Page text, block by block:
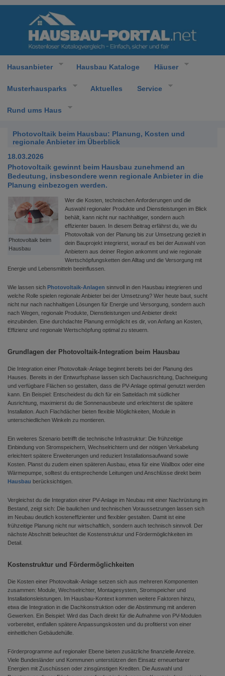
Hausanbieter Hausbau Kataloge Häuser
Musterhausparks Aktuelles Service
Rund ums Haus
Photovoltaik beim Hausbau: Planung, Kosten und
regionale Anbieter im Überblick
18.03.2026
Photovoltaik gewinnt beim Hausbau zunehmend an
Bedeutung, insbesondere wenn regionale Anbieter in die
Planung einbezogen werden.
Photovoltaik beim
Hausbau
Wer die Kosten, technischen Anforderungen und die
Auswahl regionaler Produkte und Dienstleistungen im Blick
behält, kann nicht nur nachhaltiger, sondern auch
effizienter bauen. In diesem Beitrag erfährst du, wie du
Photovoltaik von der Planung bis zur Umsetzung gezielt in
dein Bauprojekt integrierst, worauf es bei der Auswahl von
Anbietern aus deiner Region ankommt und wie regionale
Wertschöpfungsketten den Alltag und die Versorgung mit
Energie und Lebensmitteln beeinflussen.
Wie lassen sich Photovoltaik-Anlagen sinnvoll in den Hausbau integrieren und
welche Rolle spielen regionale Anbieter bei der Umsetzung? Wer heute baut, sucht
nicht nur nach nachhaltigen Lösungen für Energie und Versorgung, sondern auch
nach Wegen, regionale Produkte, Dienstleistungen und Anbieter direkt
einzubinden. Eine durchdachte Planung ermöglicht es dir, von Anfang an Kosten,
Effizienz und regionale Wertschöpfung optimal zu steuern.
Grundlagen der Photovoltaik-Integration beim Hausbau
Die Integration einer Photovoltaik-Anlage beginnt bereits bei der Planung des
Hauses. Bereits in der Entwurfsphase lassen sich Dachausrichtung, Dachneigung
und verfügbare Flächen so gestalten, dass die PV-Anlage optimal genutzt werden
kann. Ein Beispiel: Entscheidest du dich für ein Satteldach mit südlicher
Ausrichtung, maximierst du die Sonnenausbeute und erleichterst die spätere
Installation. Auch Flachdächer bieten flexible Möglichkeiten, Module in
unterschiedlichen Winkeln zu montieren.
Ein weiteres Szenario betrifft die technische Infrastruktur: Die frühzeitige
Einbindung von Stromspeichern, Wechselrichtern und der nötigen Verkabelung
erleichtert spätere Erweiterungen und reduziert Installationsaufwand sowie
Kosten. Planst du zudem einen späteren Ausbau, etwa für eine Wallbox oder eine
Wärmepumpe, solltest du entsprechende Leitungen und Anschlüsse direkt beim
Hausbau berücksichtigen.
Vergleichst du die Integration einer PV-Anlage im Neubau mit einer Nachrüstung im
Bestand, zeigt sich: Die baulichen und technischen Voraussetzungen lassen sich
im Neubau deutlich kosteneffizienter und flexibler gestalten. Damit ist eine
frühzeitige Planung nicht nur wirtschaftlich, sondern auch technisch sinnvoll. Der
nächste Abschnitt beleuchtet die Kostenstruktur und Fördermöglichkeiten im
Detail.
Kostenstruktur und Fördermöglichkeiten
Die Kosten einer Photovoltaik-Anlage setzen sich aus mehreren Komponenten
zusammen: Module, Wechselrichter, Montagesystem, Stromspeicher und
Installationsleistungen. Im Hausbau-Kontext kommen weitere Faktoren hinzu,
etwa die Integration in die Dachkonstruktion oder die Abstimmung mit anderen
Gewerken. Ein Beispiel: Wird das Dach direkt für die Aufnahme von PV-Modulen
vorbereitet, entfallen spätere Anpassungskosten und du profitierst von einer
einheitlichen Gebäudehülle.
Förderprogramme auf regionaler Ebene bieten zusätzliche finanzielle Anreize.
Viele Bundesländer und Kommunen unterstützen den Einsatz erneuerbarer
Energien mit Zuschüssen oder zinsgünstigen Krediten. Die Auswahl und